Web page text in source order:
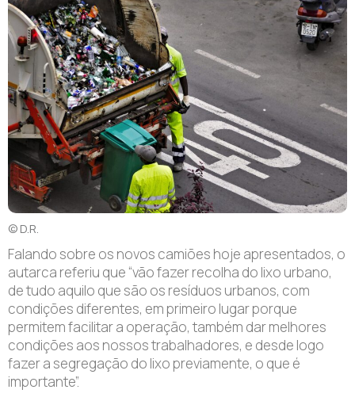
© D.R.
Falando sobre os novos camiões hoje apresentados, o
autarca referiu que “vão fazer recolha do lixo urbano,
de tudo aquilo que são os resíduos urbanos, com
condições diferentes, em primeiro lugar porque
permitem facilitar a operação, também dar melhores
condições aos nossos trabalhadores, e desde logo
fazer a segregação do lixo previamente, o que é
importante”.